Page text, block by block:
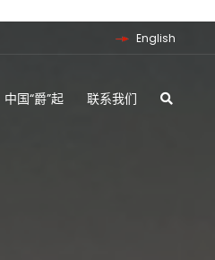
English
中国“爵”起 联系我们